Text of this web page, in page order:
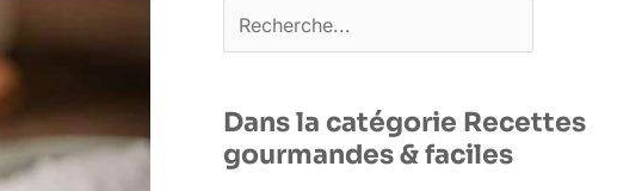
Rechercher
Dans la catégorie Recettes
gourmandes & faciles